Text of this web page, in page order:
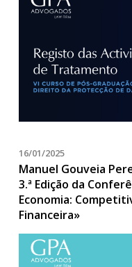
16/01/2025
Manuel Gouveia
3.ª Edição da
Economia:
Financeira»